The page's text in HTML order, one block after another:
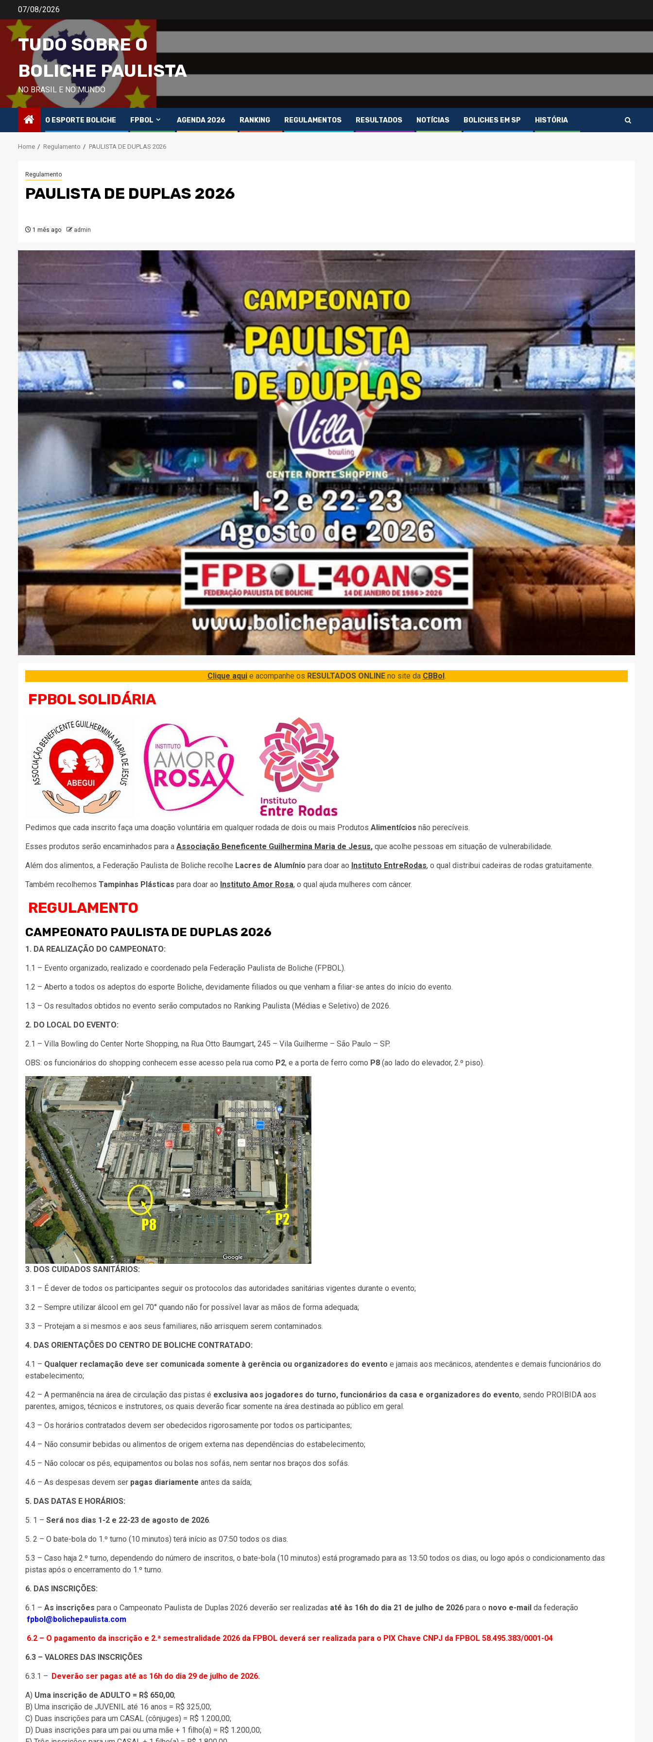
content
07/08/2026
TUDO SOBRE O
BOLICHE PAULISTA
NO BRASIL E NO MUNDO
O ESPORTE BOLICHE FPBOL AGENDA 2026 RANKING REGULAMENTOS RESULTADOS NOTÍCIAS BOLICHES EM SP HISTÓRIA
Home Regulamento PAULISTA DE DUPLAS 2026
Regulamento
PAULISTA DE DUPLAS 2026
1 mês ago admin
Clique aquie acompanhe os RESULTADOS ONLINEno site da CBBol.
FPBOL SOLIDÁRIA
Pedimos que cada inscrito faça uma doação voluntária em qualquer rodada de dois ou mais Produtos Alimentícios não perecíveis.
Esses produtos serão encaminhados para a Associação Beneficente Guilhermina Maria de Jesus, que acolhe pessoas em situação de vulnerabilidade.
Além dos alimentos, a Federação Paulista de Boliche recolhe Lacres de Alumínio para doar ao Instituto EntreRodas, o qual distribui cadeiras de rodas gratuitamente.
Também recolhemos Tampinhas Plásticas para doar ao Instituto Amor Rosa, o qual ajuda mulheres com câncer.
REGULAMENTO
CAMPEONATO PAULISTA DE DUPLAS 2026
1. DA REALIZAÇÃO DO CAMPEONATO:
1.1 – Evento organizado, realizado e coordenado pela Federação Paulista de Boliche (FPBOL).
1.2 – Aberto a todos os adeptos do esporte Boliche, devidamente filiados ou que venham a filiar-se antes do início do evento.
1.3 – Os resultados obtidos no evento serão computados no Ranking Paulista (Médias e Seletivo) de 2026.
2. DO LOCAL DO EVENTO:
2.1 – Villa Bowling do Center Norte Shopping, na Rua Otto Baumgart, 245 – Vila Guilherme – São Paulo – SP.
OBS: os funcionários do shopping conhecem esse acesso pela rua como P2, e a porta de ferro como P8 (ao lado do elevador, 2.º piso).
3. DOS CUIDADOS SANITÁRIOS:
3.1 – É dever de todos os participantes seguir os protocolos das autoridades sanitárias vigentes durante o evento;
3.2 – Sempre utilizar álcool em gel 70° quando não for possível lavar as mãos de forma adequada;
3.3 – Protejam a si mesmos e aos seus familiares, não arrisquem serem contaminados.
4. DAS ORIENTAÇÕES DO CENTRO DE BOLICHE CONTRATADO:
4.1 – Qualquer reclamação deve ser comunicada somente à gerência ou organizadores do evento e jamais aos mecânicos, atendentes e demais funcionários do
estabelecimento;
4.2 – A permanência na área de circulação das pistas é exclusiva aos jogadores do turno, funcionários da casa e organizadores do evento, sendo PROIBIDA aos
parentes, amigos, técnicos e instrutores, os quais deverão ficar somente na área destinada ao público em geral.
4.3 – Os horários contratados devem ser obedecidos rigorosamente por todos os participantes;
4.4 – Não consumir bebidas ou alimentos de origem externa nas dependências do estabelecimento;
4.5 – Não colocar os pés, equipamentos ou bolas nos sofás, nem sentar nos braços dos sofás.
4.6 – As despesas devem ser pagas diariamente antes da saída;
5. DAS DATAS E HORÁRIOS:
5. 1 – Será nos dias 1-2 e 22-23 de agosto de 2026.
5. 2 – O bate-bola do 1.º turno (10 minutos) terá início as 07:50 todos os dias.
5.3 – Caso haja 2.º turno, dependendo do número de inscritos, o bate-bola (10 minutos) está programado para as 13:50 todos os dias, ou logo após o condicionamento das
pistas após o encerramento do 1.º turno.
6. DAS INSCRIÇÕES:
6.1 – As inscrições para o Campeonato Paulista de Duplas 2026 deverão ser realizadas até às 16h do dia 21 de julho de 2026 para o novo e-mail da federação
fpbol@bolichepaulista.com
6.2 – O pagamento da inscrição e 2.ª semestralidade 2026 da FPBOL deverá ser realizada para o PIX Chave CNPJ da FPBOL 58.495.383/0001-04
6.3 – VALORES DAS INSCRIÇÕES
6.3.1 – Deverão ser pagas até as 16h do dia 29 de julho de 2026.
A) Uma inscrição de ADULTO = R$ 650,00;
B) Uma inscrição de JUVENIL até 16 anos = R$ 325,00;
C) Duas inscrições para um CASAL (cônjuges) = R$ 1.200,00;
D) Duas inscrições para um pai ou uma mãe + 1 filho(a) = R$ 1.200,00;